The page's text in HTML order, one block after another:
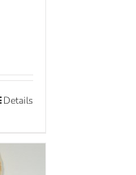
Details